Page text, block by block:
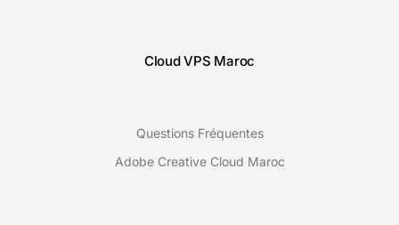
Cloud VPS Maroc
Questions Fréquentes
Adobe Creative Cloud Maroc